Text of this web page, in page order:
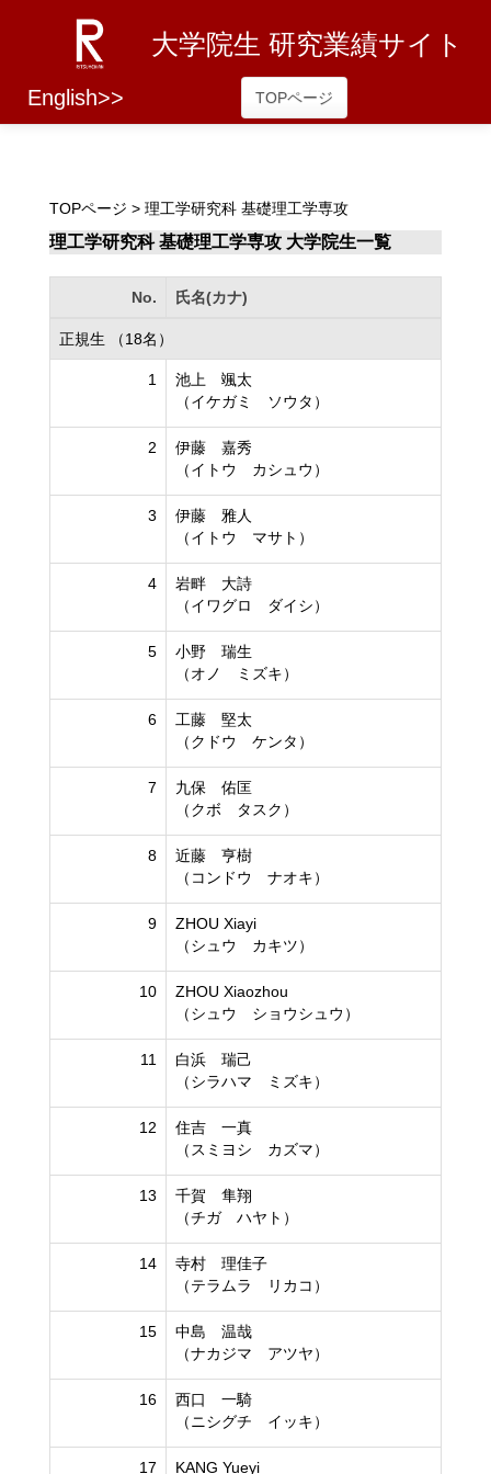
大学院生 研究業績サイト
English>> TOPページ
TOPページ > 理工学研究科 基礎理工学専攻
理工学研究科 基礎理工学専攻 大学院生一覧
No. 氏名(カナ)
正規生 （18名）
1
池上 颯太
（イケガミ ソウタ）
2
伊藤 嘉秀
（イトウ カシュウ）
3
伊藤 雅人
（イトウ マサト）
4
岩畔 大詩
（イワグロ ダイシ）
5
小野 瑞生
（オノ ミズキ）
6
工藤 堅太
（クドウ ケンタ）
7
九保 佑匡
（クボ タスク）
8
近藤 亨樹
（コンドウ ナオキ）
9
ZHOU Xiayi
（シュウ カキツ）
10
ZHOU Xiaozhou
（シュウ ショウシュウ）
11
白浜 瑞己
（シラハマ ミズキ）
12
住吉 一真
（スミヨシ カズマ）
13
千賀 隼翔
（チガ ハヤト）
14
寺村 理佳子
（テラムラ リカコ）
15
中島 温哉
（ナカジマ アツヤ）
16
西口 一騎
（ニシグチ イッキ）
17 KANG Yueyi